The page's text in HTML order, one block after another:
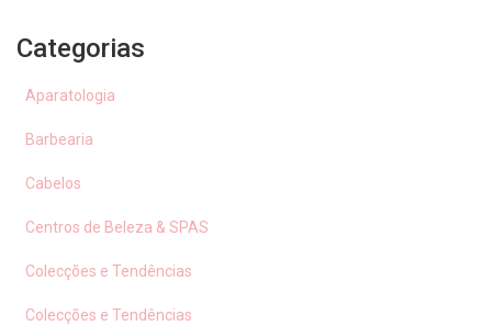
Categorias
Aparatologia
Barbearia
Cabelos
Centros de Beleza & SPAS
Colecções e Tendências
Colecções e Tendências